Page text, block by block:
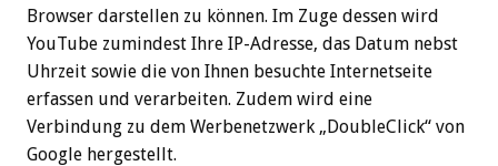
Browser darstellen zu können. Im Zuge dessen wird
YouTube zumindest Ihre IP-Adresse, das Datum nebst
Uhrzeit sowie die von Ihnen besuchte Internetseite
erfassen und verarbeiten. Zudem wird eine
Verbindung zu dem Werbenetzwerk „DoubleClick“ von
Google hergestellt.